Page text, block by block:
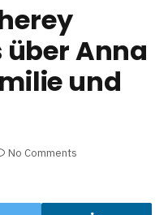
über Anna
und
No Comments